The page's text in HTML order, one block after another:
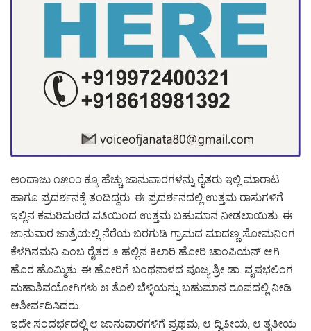
ಅಂದಾಜು ೧೫೦೦ ಕ್ಕೂ ಹೆಚ್ಚು ಜಾನುವಾರಗಳನ್ನು ರೈತರು ಇಲ್ಲಿ ಮಾರಾಟ
ಹಾಗೂ ಪ್ರದರ್ಶನಕ್ಕೆ ತಂದಿದ್ದರು. ಈ ಪ್ರದರ್ಶನದಲ್ಲಿ ಉತ್ತಮ ರಾಸುಗಳಿಗೆ
ಇಲ್ಲಿನ ಕಮರಿಮಠದ ವತಿಯಿಂದ ಉತ್ತಮ ಬಹುಮಾನ ನೀಡಲಾಯಿತು. ಈ
ಜಾನುವಾರ ಜಾತ್ರೆಯಲ್ಲಿ ನೆರೆಯ ಬರಗುಡಿ ಗ್ರಾಮದ ಮಾದಣ್ಣ ಸೋಮನಿಂಗ
ಕೆಳಗಿನಮನಿ ಎಂಬ ರೈತರ ೨ ಹಲ್ಲಿನ ಕಿಲಾರಿ ಹೋರಿ ಚಾಂಪಿಯನ್ ಆಗಿ
ಹೊರ ಹೊಮ್ಮಿತು. ಈ ಹೋರಿಗೆ ಬಂಥನಾಳದ ಪೂಜ್ಯ ಶ್ರೀ ಡಾ. ವೃಷಭಲಿಂಗ
ಮಹಾಶಿವಯೋಗಿಗಳು ೫ ತೊಲಿ ಬೆಳ್ಳಿಯನ್ನು ಬಹುಮಾನ ರೂಪದಲ್ಲಿ ನೀಡಿ
ಆಶೀರ್ವದಿಸಿದರು.
ಇದೇ ಸಂದರ್ಭದಲ್ಲಿ ೮ ಜಾನುವಾರಗಳಿಗೆ ಪ್ರಥಮ, ೮ ದ್ವಿತೀಯ, ೮ ತೃತೀಯ